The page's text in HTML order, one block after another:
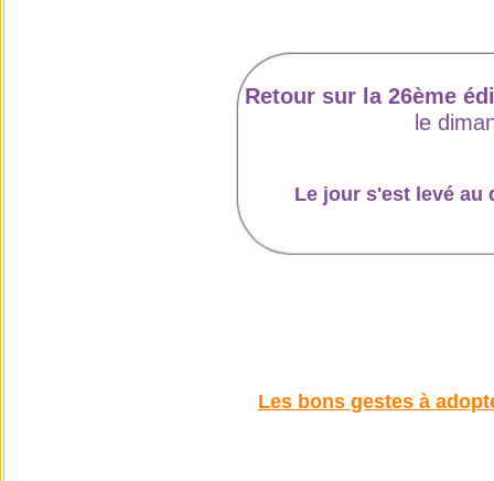
Retour sur la 26ème
le
Le jour s'est levé au
Les bons gestes à